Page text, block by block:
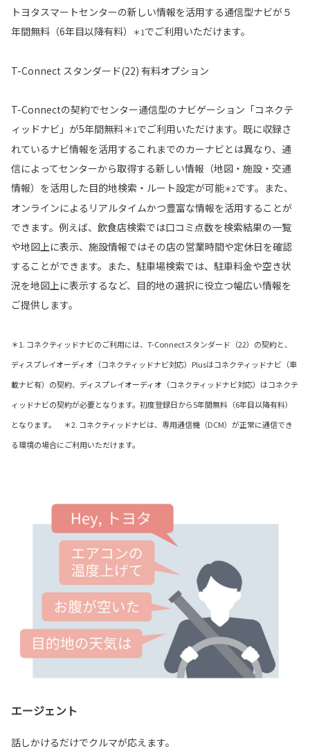
トヨタスマートセンターの新しい情報を活用する通信型ナビが５
年間無料（6年目以降有料）
＊1でご利用いただけます。
T-Connect スタンダード(22) 有料オプション
T-Connectの契約でセンター通信型のナビゲーション「コネクテ
ィッドナビ」が5年間無料＊1でご利用いただけます。既に収録さ
れているナビ情報を活用するこれまでのカーナビとは異なり、通
信によってセンターから取得する新しい情報（地図・施設・交通
情報）を活用した目的地検索・ルート設定が可能＊2です。また、
オンラインによるリアルタイムかつ豊富な情報を活用することが
できます。例えば、飲食店検索では口コミ点数を検索結果の一覧
や地図上に表示、施設情報ではその店の営業時間や定休日を確認
することができます。また、駐車場検索では、駐車料金や空き状
況を地図上に表示するなど、目的地の選択に役立つ幅広い情報を
ご提供します。
＊1. コネクティッドナビのご利用には、T-Connectスタンダード（22）の契約と、
ディスプレイオーディオ（コネクティッドナビ対応）Plusはコネクティッドナビ（車
載ナビ有）の契約、ディスプレイオーディオ（コネクティッドナビ対応）はコネクテ
ィッドナビの契約が必要となります。初度登録日から5年間無料（6年目以降有料）
となります。 ＊2. コネクティッドナビは、専用通信機（DCM）が正常に通信でき
る環境の場合にご利用いただけます。
エージェント
話しかけるだけでクルマが応えます。